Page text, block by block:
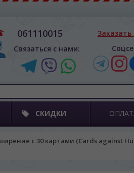
061110015
Связаться с нами:
Заказать
СКИДКИ
с 30 картами (Cards against